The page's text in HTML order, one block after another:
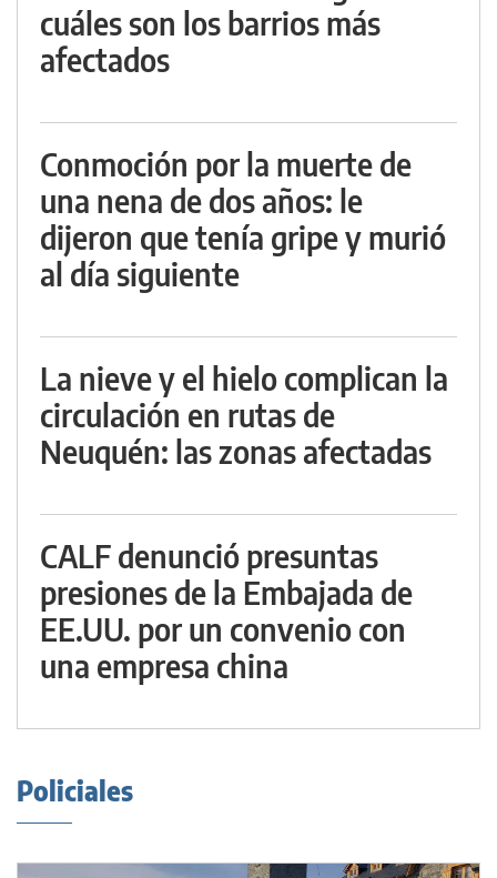
cuáles son los barrios más
afectados
Conmoción por la muerte de
una nena de dos años: le
dijeron que tenía gripe y murió
al día siguiente
La nieve y el hielo complican la
circulación en rutas de
Neuquén: las zonas afectadas
CALF denunció presuntas
presiones de la Embajada de
EE.UU. por un convenio con
una empresa china
Policiales